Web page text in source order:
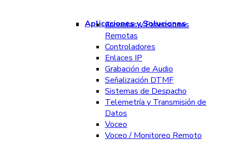
Aplicaciones y Soluciones
Consolas y Extensiones
Remotas
Controladores
Enlaces IP
Grabación de Audio
Señalización DTMF
Sistemas de Despacho
Telemetría y Transmisión de
Datos
Voceo
Voceo / Monitoreo Remoto